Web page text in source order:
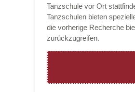
Tanzschule vor Ort
Tanzschulen bieten
die vorherige Recherche
zurückzugreifen.